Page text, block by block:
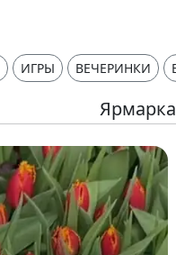
ИГРЫ ВЕЧЕРИНКИ